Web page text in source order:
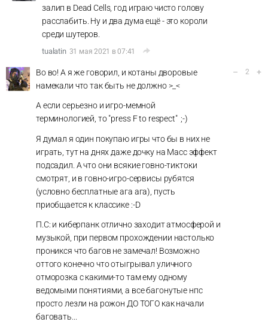
залип в Dead Cells, год играю чисто голову
расслабить. Ну и два дума ещё - это короли
среди шутеров.
tualatin 31 мая 2021 в 07:41
Во во! А я же говорил, и котаны дворовые
намекали что так быть не должно >_<
А если серьезно и игро-мемной
терминологией, то "press F to respect" ;-)
Я думал я один покупаю игры что бы в них не
играть, тут на днях даже дочку на Масс эффект
подсадил. А что они всякие говно-тиктоки
смотрят, и в говно-игро-сервисы рубятся
(условно бесплатные ага ага), пусть
приобщается к классике :-D
П.С: и киберпанк отлично заходит атмосферой и
музыкой, при первом прохождении настолько
проникся что багов не замечал! Возможно
оттого конечно что отыгрывал уличного
отморозка с какими-то там ему одному
ведомыми понятиями, а все багонутые нпс
просто лезли на рожон ДО ТОГО как начали
баговать...
– 2 +